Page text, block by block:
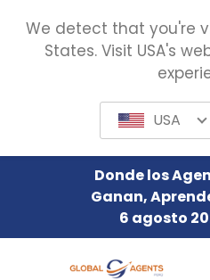
Donde los
Ganan,
6 agosto
We detect that you're
States. Visit USA's
USA